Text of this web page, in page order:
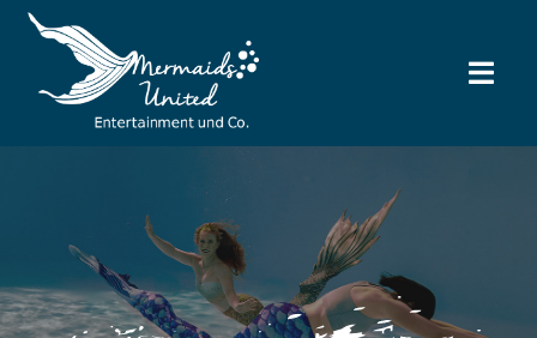
Zum
springen
Partnerschulen
TV/Film/Radio